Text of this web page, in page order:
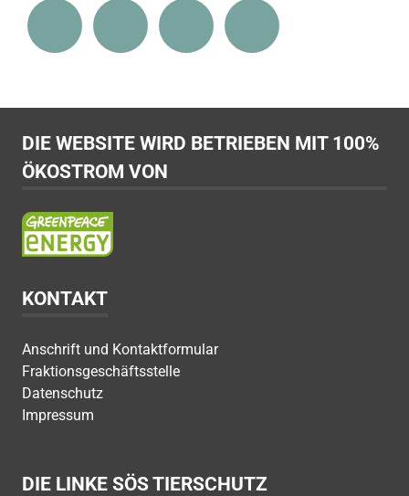
DIE WEBSITE WIRD BETRIEBEN MIT 100%
ÖKOSTROM VON
KONTAKT
Anschrift und Kontaktformular
Fraktionsgeschäftsstelle
Datenschutz
Impressum
DIE LINKE SÖS TIERSCHUTZ